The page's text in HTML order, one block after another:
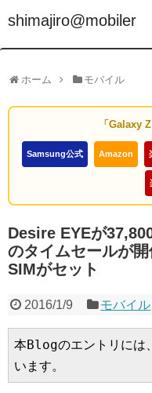
shimajiro@mobiler
ホーム モバイル
「Galaxy
Samsung公式 Amazon
Desire EYEが
のタイムセールが
SIMがセット
2016/1/9 モバイル
本Blogのエントリには
います。